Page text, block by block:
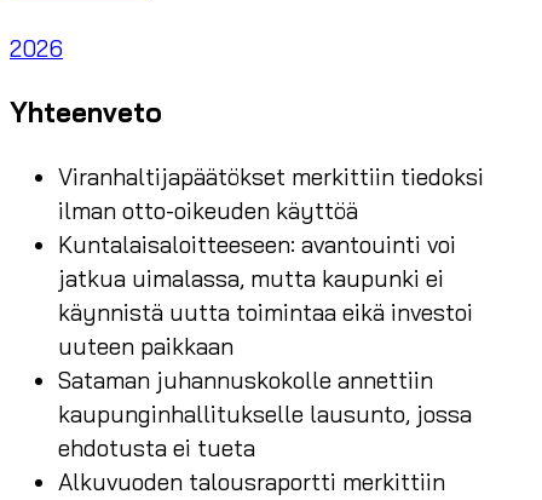
2026
Yhteenveto
Viranhaltijapäätökset merkittiin tiedoksi
ilman otto-oikeuden käyttöä
Kuntalaisaloitteeseen: avantouinti voi
jatkua uimalassa, mutta kaupunki ei
käynnistä uutta toimintaa eikä investoi
uuteen paikkaan
Sataman juhannuskokolle annettiin
kaupunginhallitukselle lausunto, jossa
ehdotusta ei tueta
Alkuvuoden talousraportti merkittiin